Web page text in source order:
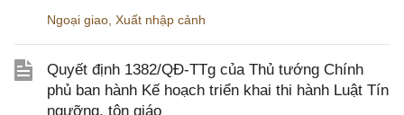
Ngoại giao, Xuất nhập cảnh
Quyết định 1382/QĐ-TTg của Thủ tướng Chính
phủ ban hành Kế hoạch triển khai thi hành Luật Tín
ngưỡng, tôn giáo